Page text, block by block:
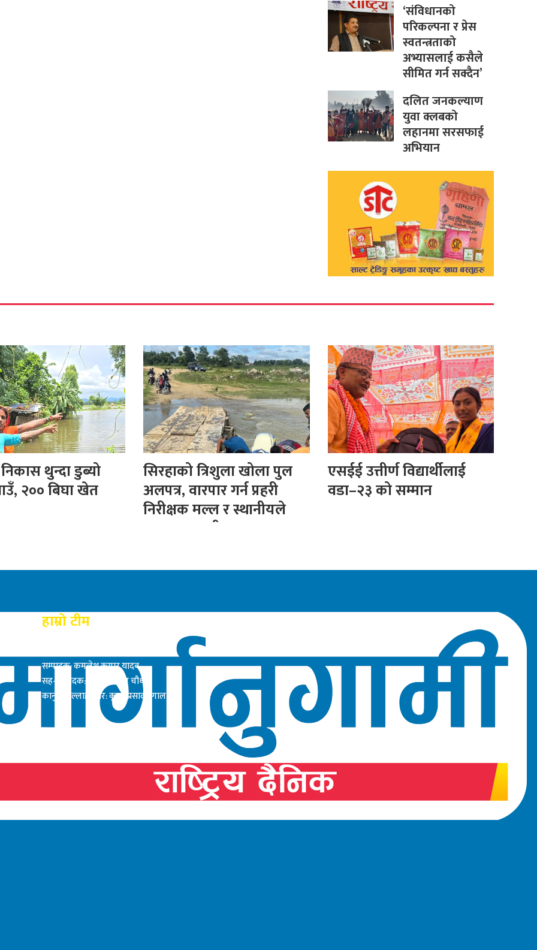
‘संविधानको
परिकल्पना र प्रेस
स्वतन्त्रताको
अभ्यासलाई कसैले
सीमित गर्न सक्दैन’
दलित जनकल्याण
युवा क्लबको
लहानमा सरसफाई
अभियान
थुन्दा डुब्यो
२०० बिघा खेत
सिरहाको त्रिशुला खोला पुल
अलपत्र, वारपार गर्न प्रहरी
निरीक्षक मल्ल र स्थानीयले
बनाए अस्थायी पुल
एसईई उत्तीर्ण विद्यार्थीलाई
वडा–२३ को सम्मान
हाम्रो टीम
सम्पादक: कमलेश कुमार यादव
सह-सम्पादक: सत्य नारायण चौधरी
कानुनी सल्लाहाकार: कृष्ण प्रसाद दंगाल